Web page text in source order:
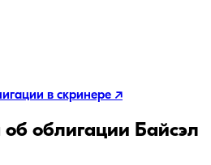
в скринере ↗
облигации Байсэл